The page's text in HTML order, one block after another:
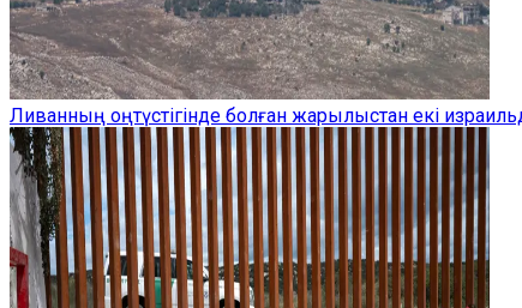
Ливанның оңтүстігінде болған жарылыстан екі